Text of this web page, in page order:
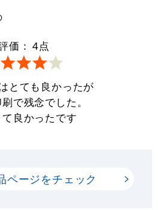
価： 4点
とても良かったが
で残念でした。
良かったです
ページをチェック